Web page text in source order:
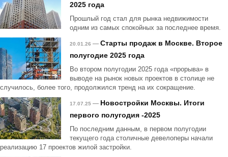
2025 года
Прошлый год стал для рынка недвижимости
одним из самых спокойных за последнее время.
20.01.26 — Старты продаж в Москве. Второе
полугодие 2025 года
Во втором полугодии 2025 года «прорыва» в
выводе на рынок новых проектов в столице не
случилось, более того, продолжился тренд на их сокращение.
17.07.25 — Новостройки Москвы. Итоги
первого полугодия -2025
По последним данным, в первом полугодии
текущего года столичные девелоперы начали
реализацию 17 проектов жилой застройки.